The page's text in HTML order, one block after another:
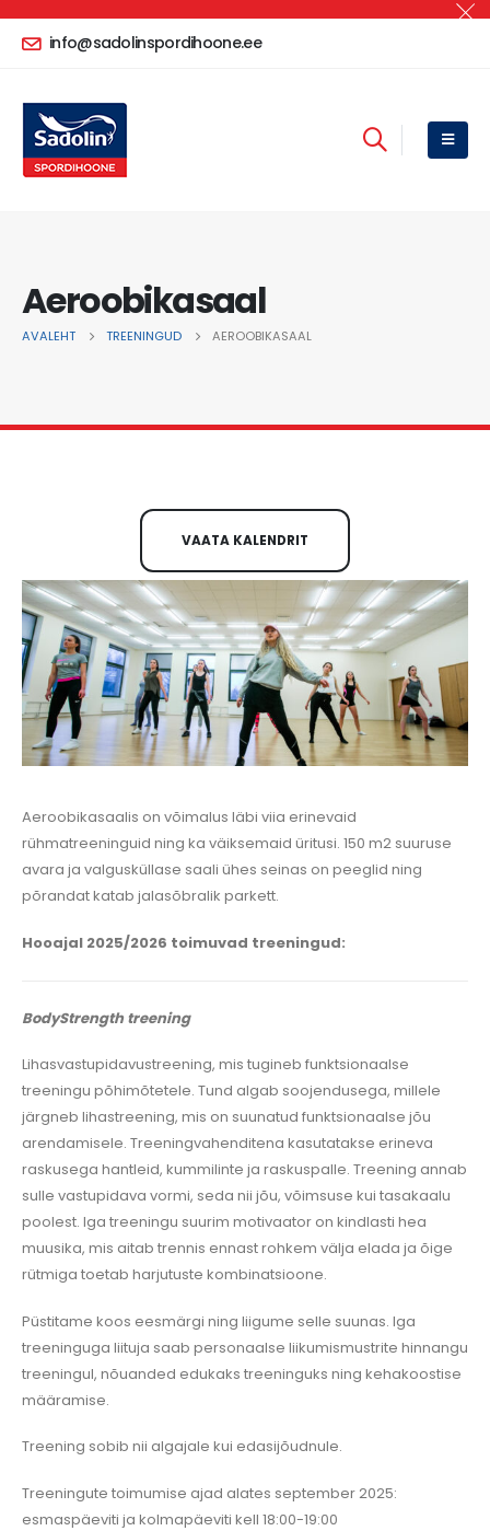
info@sadolinspordihoone.ee
Aeroobikasaal
AVALEHT TREENINGUD AEROOBIKASAAL
VAATA KALENDRIT
Aeroobikasaalis on võimalus läbi viia erinevaid
rühmatreeninguid ning ka väiksemaid üritusi. 150 m2 suuruse
avara ja valgusküllase saali ühes seinas on peeglid ning
põrandat katab jalasõbralik parkett.
Hooajal 2025/2026 toimuvad treeningud:
BodyStrength treening
Lihasvastupidavustreening, mis tugineb funktsionaalse
treeningu põhimõtetele. Tund algab soojendusega, millele
järgneb lihastreening, mis on suunatud funktsionaalse jõu
arendamisele. Treeningvahenditena kasutatakse erineva
raskusega hantleid, kummilinte ja raskuspalle. Treening annab
sulle vastupidava vormi, seda nii jõu, võimsuse kui tasakaalu
poolest. Iga treeningu suurim motivaator on kindlasti hea
muusika, mis aitab trennis ennast rohkem välja elada ja õige
rütmiga toetab harjutuste kombinatsioone.
Püstitame koos eesmärgi ning liigume selle suunas. Iga
treeninguga liituja saab personaalse liikumismustrite hinnangu
treeningul, nõuanded edukaks treeninguks ning kehakoostise
määramise.
Treening sobib nii algajale kui edasijõudnule.
Treeningute toimumise ajad alates september 2025:
esmaspäeviti ja kolmapäeviti kell 18:00-19:00